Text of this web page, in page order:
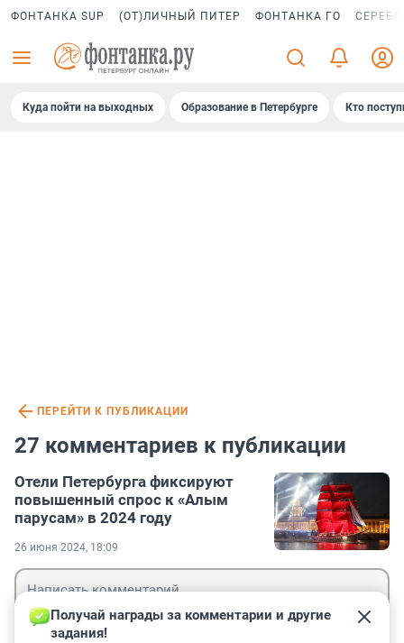
ФОНТАНКА SUP (ОТ)ЛИЧНЫЙ ПИТЕР ФОНТАНКА ГО
Куда пойти на выходных Образование в Петербурге Кто
ПЕРЕЙТИ К ПУБЛИКАЦИИ
27 комментариев к публикации
Отели Петербурга фиксируют
повышенный спрос к «Алым
парусам» в 2024 году
26 июня 2024, 18:09
Получай награды за комментарии и другие
задания!